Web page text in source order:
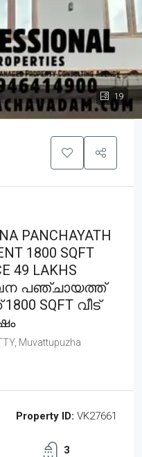
19
PANCHAYATH
1800 SQFT
49 LAKHS
പഞ്ചായത്ത്
SQFT വീട്
Muvattupuzha
Property ID: VK27661
3